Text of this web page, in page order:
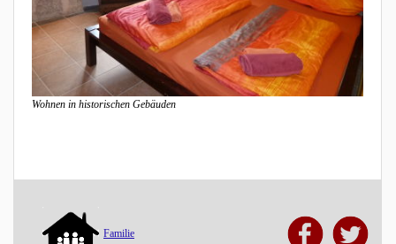
Wohnen in historischen Gebäuden
Familie